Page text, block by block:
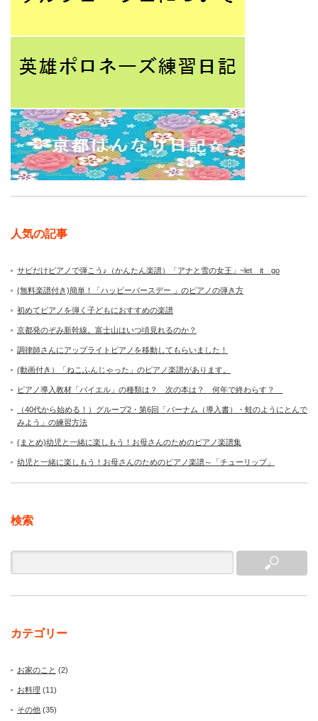
人気の記事
サビだけピアノで弾こう♪（かんたん楽譜）「アナと雪の女王」~let it go
(無料楽譜付き)簡単！「ハッピーバースデー 」のピアノの弾き方
初めてピアノを弾く子どもにおすすめの楽譜
京都発のぞみ新幹線。富士山はいつ頃見れるのか？
調律師さんにアップライトピアノを移動してもらいました！
(動画付き）「ねこふんじゃった」のピアノ楽譜があります。
ピアノ導入教材「バイエル」の種類は？ 次の本は？ 何年で終わらす？
（40代から始める！）グループ2・第6回「バーナム（導入書）・蛙のようにとんで
みよう」の練習方法
(まとめ)幼児と一緒に楽しもう！お母さんのためのピアノ楽譜集
幼児と一緒に楽しもう！お母さんのためのピアノ楽譜～「チューリップ」
検索
カテゴリー
お家のこと (2)
お料理 (11)
その他 (35)